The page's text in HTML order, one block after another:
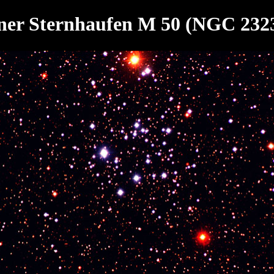
Sternhaufen M 50 (NGC